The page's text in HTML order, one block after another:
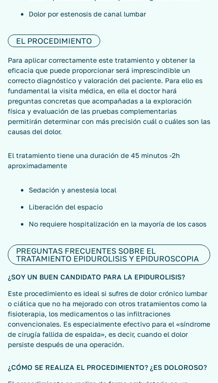
Dolor por estenosis de canal lumbar
EL PROCEDIMIENTO
Para aplicar correctamente este tratamiento y obtener la
eficacia que puede proporcionar será imprescindible un
correcto diagnóstico y valoración del paciente. Para ello es
fundamental la visita médica, en ella el doctor hará
preguntas concretas que acompañadas a la exploración
física y evaluación de las pruebas complementarias
permitirán determinar con más precisión cuál o cuáles son las
causas del dolor.
El tratamiento tiene una duración de 45 minutos -2h
aproximadamente
Sedación y anestesia local
Liberación del espacio
No requiere hospitalización en la mayoría de los casos
PREGUNTAS FRECUENTES SOBRE EL
TRATAMIENTO EPIDUROLISIS Y EPIDUROSCOPIA
¿SOY UN BUEN CANDIDATO PARA LA EPIDUROLISIS?
Este procedimiento es ideal si sufres de dolor crónico lumbar
o ciática que no ha mejorado con otros tratamientos como la
fisioterapia, los medicamentos o las infiltraciones
convencionales. Es especialmente efectivo para el «síndrome
de cirugía fallida de espalda», es decir, cuando el dolor
persiste después de una operación.
¿CÓMO SE REALIZA EL PROCEDIMIENTO? ¿ES DOLOROSO?